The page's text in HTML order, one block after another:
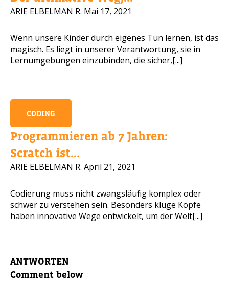
ARIE ELBELMAN R. Mai 17, 2021
Wenn unsere Kinder durch eigenes Tun lernen, ist das
magisch. Es liegt in unserer Verantwortung, sie in
Lernumgebungen einzubinden, die sicher,[...]
CODING
Programmieren ab 7 Jahren:
Scratch ist...
ARIE ELBELMAN R. April 21, 2021
Codierung muss nicht zwangsläufig komplex oder
schwer zu verstehen sein. Besonders kluge Köpfe
haben innovative Wege entwickelt, um der Welt[...]
ANTWORTEN
Comment below